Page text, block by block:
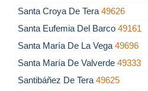
Santa Croya De Tera 49626
Santa Eufemia Del Barco 49161
Santa María De La Vega 49696
Santa María De Valverde 49333
Santibáñez De Tera 49625